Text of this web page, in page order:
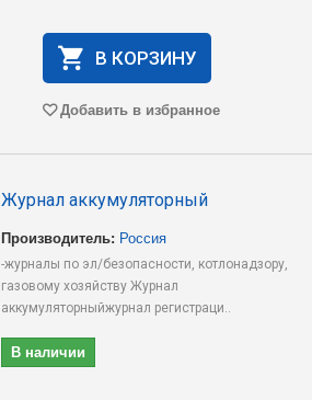
В КОРЗИНУ
Добавить в избранное
Журнал аккумуляторный
Производитель: Россия
-журналы по эл/безопасности, котлонадзору,
газовому хозяйству Журнал
аккумуляторныйжурнал регистраци..
В наличии